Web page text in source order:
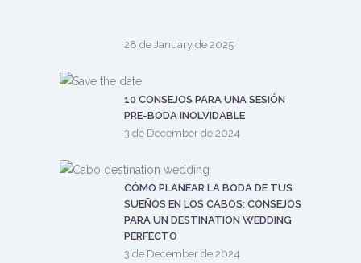
28 de January de 2025
10 CONSEJOS PARA UNA SESIÓN
PRE-BODA INOLVIDABLE
3 de December de 2024
CÓMO PLANEAR LA BODA DE TUS
SUEÑOS EN LOS CABOS: CONSEJOS
PARA UN DESTINATION WEDDING
PERFECTO
3 de December de 2024